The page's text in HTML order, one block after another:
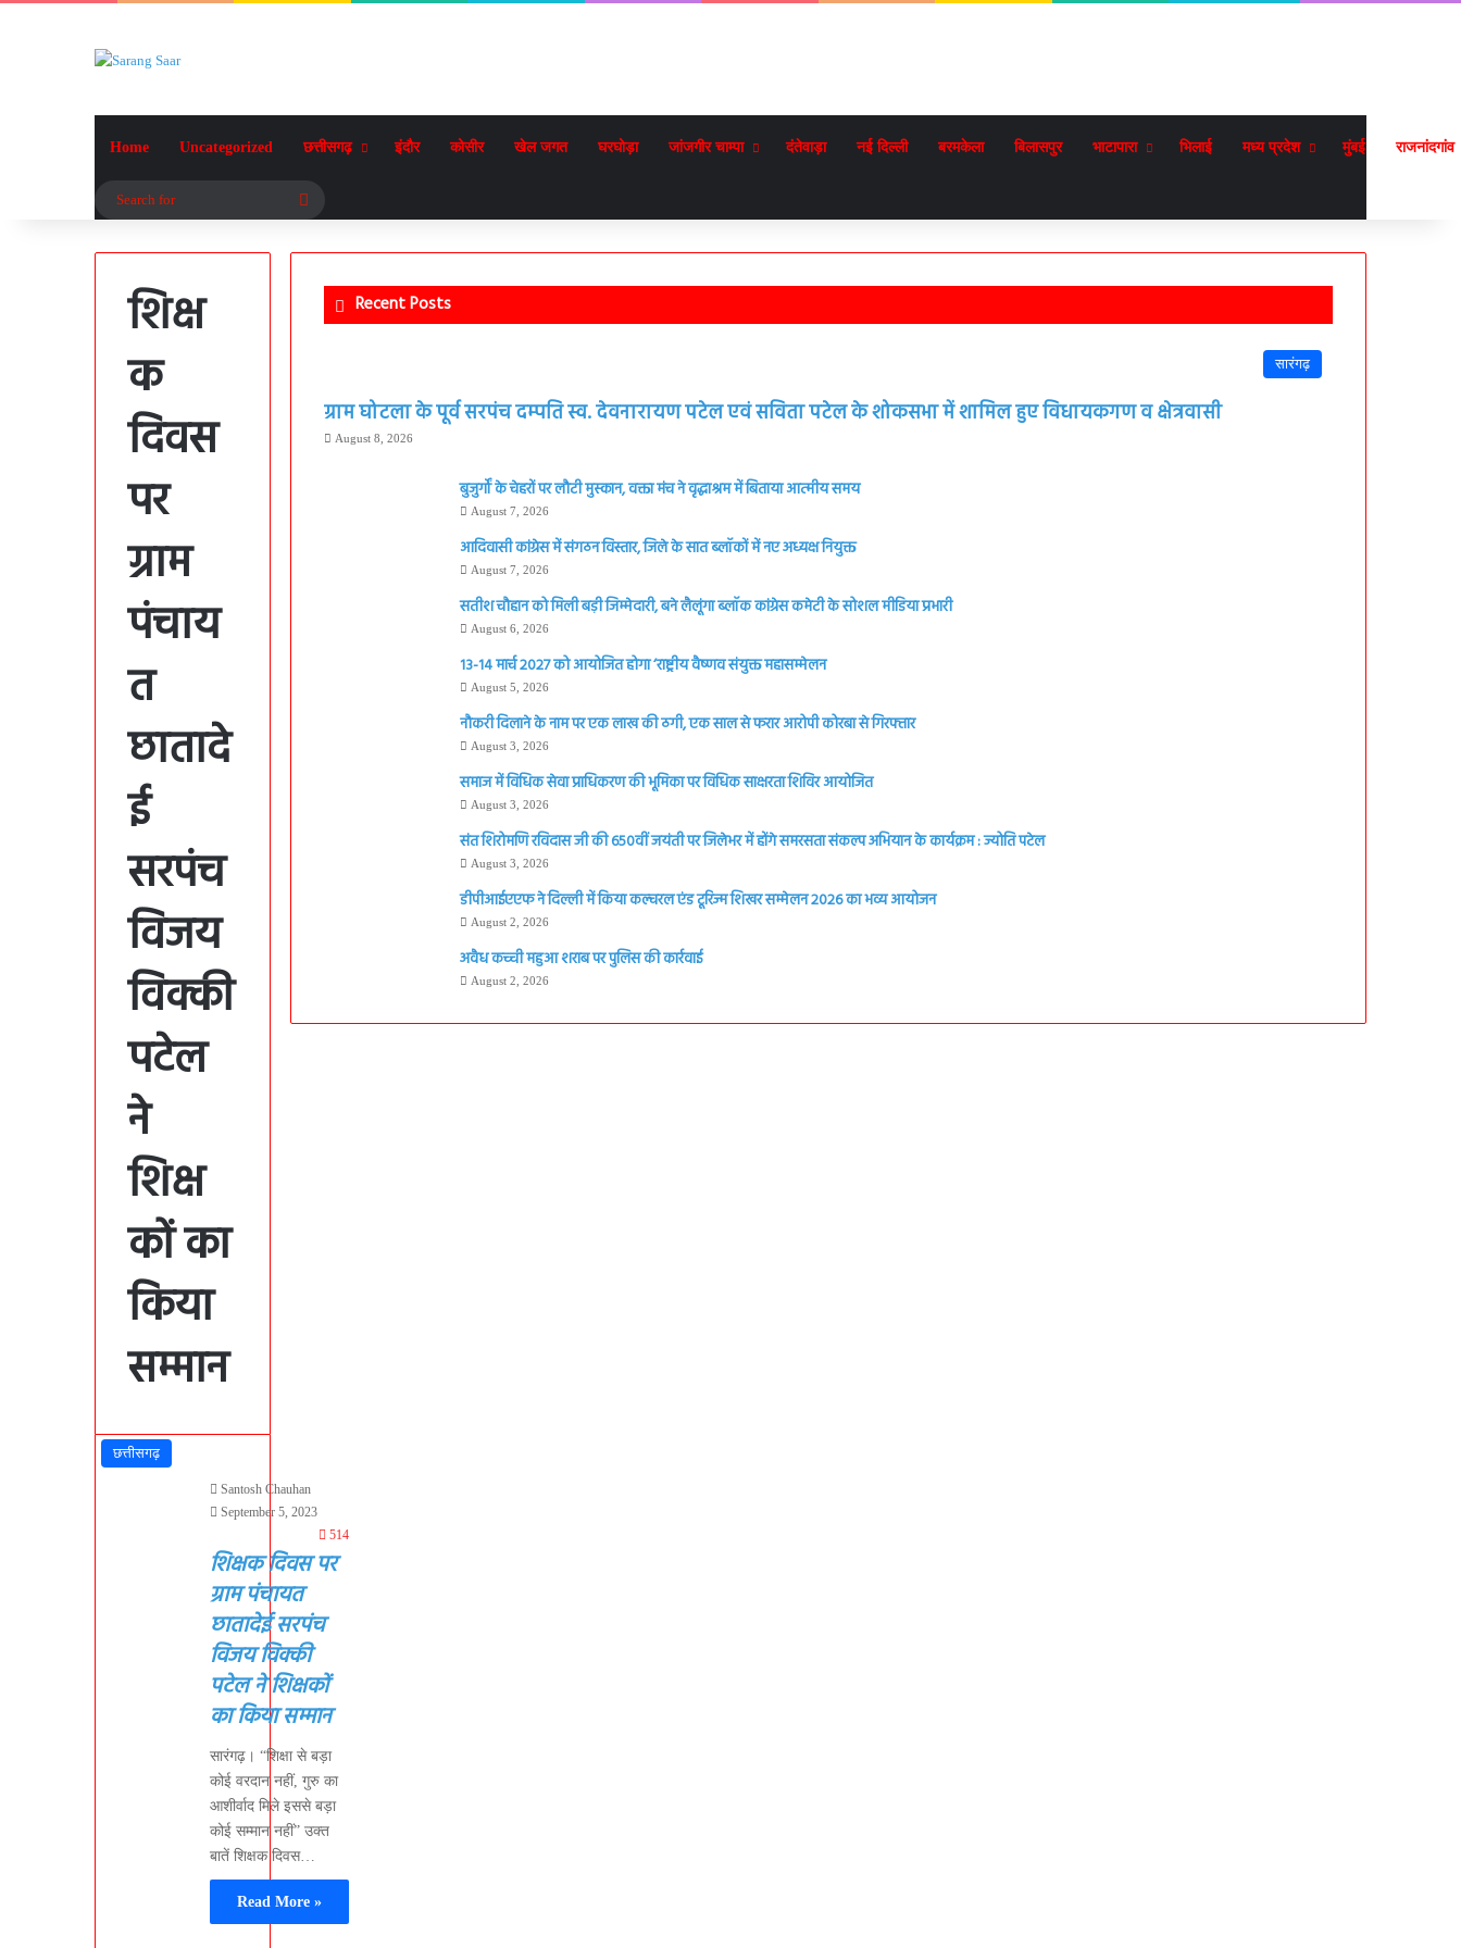
Home Uncategorized छत्तीसगढ़ इंदौर कोसीर खेल जगत घरघोड़ा जांजगीर चाम्पा दंतेवाड़ा नई दिल्ली बरमकेला बिलासपुर भाटापारा भिलाई मध्य प्रदेश मुंबई राजनांदगांव
Search
शिक्ष
क
दिवस
पर
ग्राम
पंचाय
त
छातादे
ई
सरपंच
विजय
विक्की
पटेल
ने
शिक्ष
कों का
किया
सम्मान
छत्तीसगढ़
Santosh Chauhan
September 5, 2023
514
शिक्षक दिवस पर
ग्राम पंचायत
छातादेई सरपंच
विजय विक्की
पटेल ने शिक्षकों
का किया सम्मान
सारंगढ़। “शिक्षा से बड़ा
कोई वरदान नहीं, गुरु का
आशीर्वाद मिले इससे बड़ा
कोई सम्मान नहीं” उक्त
बातें शिक्षक दिवस…
Read More »
Recent Posts
सारंगढ़
ग्राम घोटला के पूर्व सरपंच दम्पति स्व. देवनारायण पटेल एवं सविता पटेल के शोकसभा में शामिल हुए विधायकगण व क्षेत्रवासी
August 8, 2026
बुजुर्गों के चेहरों पर लौटी मुस्कान, वक्ता मंच ने वृद्धाश्रम में बिताया आत्मीय समय
August 7, 2026
आदिवासी कांग्रेस में संगठन विस्तार, जिले के सात ब्लॉकों में नए अध्यक्ष नियुक्त
August 7, 2026
सतीश चौहान को मिली बड़ी जिम्मेदारी, बने लैलूंगा ब्लॉक कांग्रेस कमेटी के सोशल मीडिया प्रभारी
August 6, 2026
13-14 मार्च 2027 को आयोजित होगा ‘राष्ट्रीय वैष्णव संयुक्त महासम्मेलन
August 5, 2026
नौकरी दिलाने के नाम पर एक लाख की ठगी, एक साल से फरार आरोपी कोरबा से गिरफ्तार
August 3, 2026
समाज में विधिक सेवा प्राधिकरण की भूमिका पर विधिक साक्षरता शिविर आयोजित
August 3, 2026
संत शिरोमणि रविदास जी की 650वीं जयंती पर जिलेभर में होंगे समरसता संकल्प अभियान के कार्यक्रम : ज्योति पटेल
August 3, 2026
डीपीआईएएफ ने दिल्ली में किया कल्चरल एंड टूरिज्म शिखर सम्मेलन 2026 का भव्य आयोजन
August 2, 2026
अवैध कच्ची महुआ शराब पर पुलिस की कार्रवाई
August 2, 2026